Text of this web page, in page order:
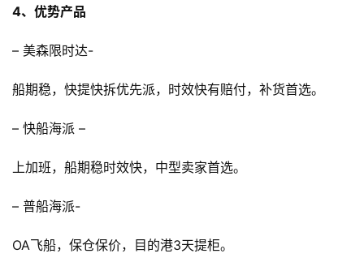
店
境
科
社
营
4、优势产品
– 美森限时达-
船期稳，快提快拆优先派，时效快有赔付，补货首选。
– 快船海派 –
上加班，船期稳时效快，中型卖家首选。
– 普船海派-
OA飞船，保仓保价，目的港3天提柜。